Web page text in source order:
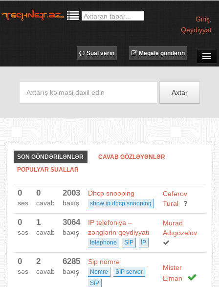
Giriş
Qeydiyyat
MƏQALƏLƏR
İŞ ELANLARI
IT LÜĞƏT
XƏBƏRLƏR
Məqalə göndərin
Sual verin
Axtar
SON GÖNDƏRILƏNLƏR
CAVAB GÖZLƏYƏNLƏR
POPULYAR SUALLAR
0
səs
0
cavab
2003
baxış
Dhcp snooping
show ip dhcp snooping
Cəfərov
Tural
0
səs
1
cavab
3064
baxış
IP telefoniya –
zənglərin qeydiyyatı
telephone SİP İP
Murad
Adıgözəlov
0
səs
2
cavab
6285
baxış
Sip nömrə
Nomre
SIP server
SİP
Mister
Elman